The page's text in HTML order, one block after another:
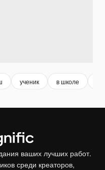
ученик в школе
ваших лучших работ.
среди креаторов,